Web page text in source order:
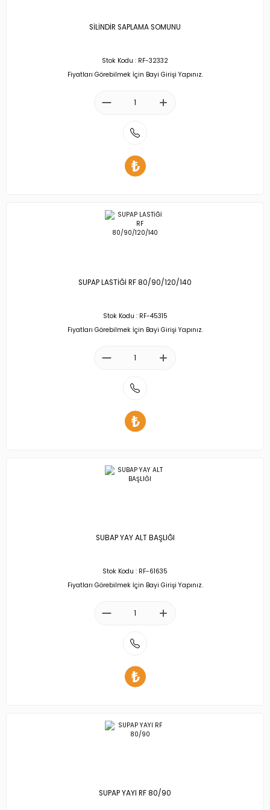
SİLİNDİR SAPLAMA SOMUNU
Stok Kodu : RF-32332
Fiyatları Görebilmek İçin Bayi Girişi Yapınız.
SUPAP LASTİĞİ RF 80/90/120/140
Stok Kodu : RF-45315
Fiyatları Görebilmek İçin Bayi Girişi Yapınız.
SUBAP YAY ALT BAŞLIĞI
Stok Kodu : RF-61635
Fiyatları Görebilmek İçin Bayi Girişi Yapınız.
SUPAP YAYI RF 80/90